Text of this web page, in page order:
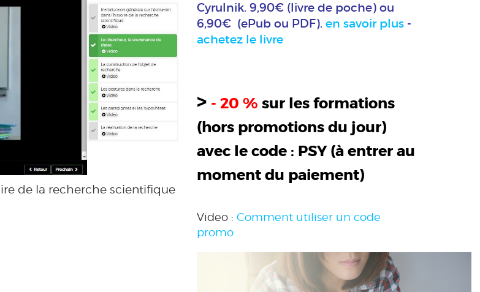
de la recherche scientifique
Cyrulnik. 9,90€ (livre de poche) ou
6,90€ (ePub ou PDF). en savoir plus -
achetez le livre
> - 20 % sur les formations
(hors promotions du jour)
avec le code : PSY(à entrer au
moment du paiement)
Video : Comment utiliser un code
promo